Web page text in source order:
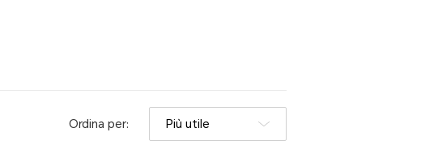
Ordina per: Più utile